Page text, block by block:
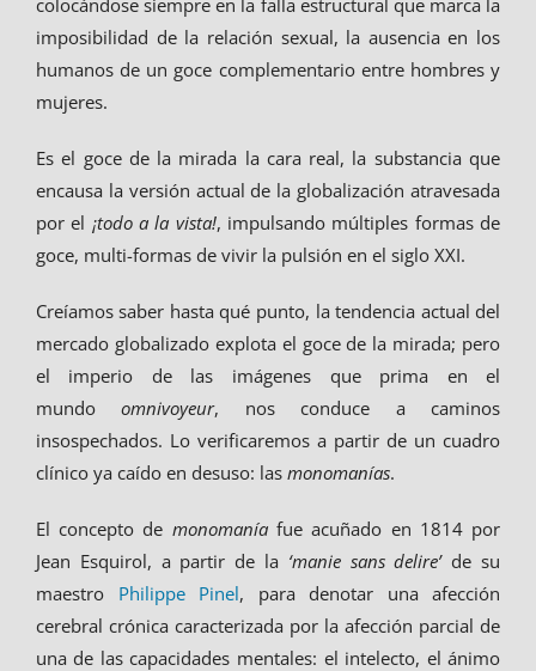
colocándose siempre en la falla estructural que marca la
imposibilidad de la relación sexual, la ausencia en los
humanos de un goce complementario entre hombres y
mujeres.
Es el goce de la mirada la cara real, la substancia que
encausa la versión actual de la globalización atravesada
por el ¡todo a la vista!, impulsando múltiples formas de
goce, multi-formas de vivir la pulsión en el siglo XXI.
Creíamos saber hasta qué punto, la tendencia actual del
mercado globalizado explota el goce de la mirada; pero
el imperio de las imágenes que prima en el
mundoomnivoyeur, nos conduce a caminos
insospechados. Lo verificaremos a partir de un cuadro
clínico ya caído en desuso: las monomanías.
El concepto de monomaníafue acuñado en 1814 por
Jean Esquirol, a partir de la ‘manie sans delire’de su
maestro Philippe Pinel, para denotar una afección
cerebral crónica caracterizada por la afección parcial de
una de las capacidades mentales: el intelecto, el ánimo